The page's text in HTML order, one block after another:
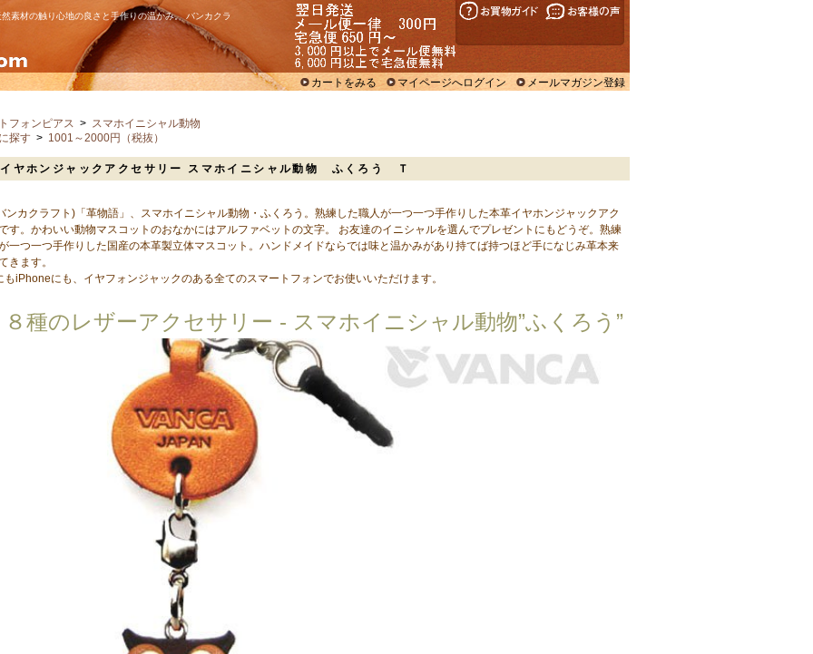
素材の触り心地の良さと手作りの温かみ。 バンカクラ
カートをみる マイページへログイン メールマガジン登録
フォンピアス > スマホイニシャル動物
探す > 1001～2000円（税抜）
ヤホンジャックアクセサリー スマホイニシャル動物 ふくろう Ｔ
ンカクラフト)「革物語」、スマホイニシャル動物・ふくろう。熟練した職人が一つ一つ手作りした本革イヤホンジャックアク
す。かわいい動物マスコットのおなかにはアルファベットの文字。 お友達のイニシャルを選んでプレゼントにもどうぞ。熟練
一つ一つ手作りした国産の本革製立体マスコット。ハンドメイドならでは味と温かみがあり持てば持つほど手になじみ革本来
きます。
iPhoneにも、イヤフォンジャックのある全てのスマートフォンでお使いいただけます。
種のレザーアクセサリー - スマホイニシャル動物”ふくろう”